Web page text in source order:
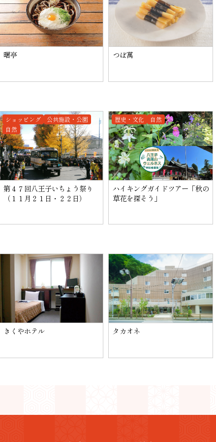
曙亭 つぼ萬
ショッピング
公共施設・公園
自然
第４７回八王子いちょう祭り
（１１月２１日・２２日）
歴史・文化 自然
ハイキングガイドツアー「秋の
草花を探そう」
きくやホテル タカオネ